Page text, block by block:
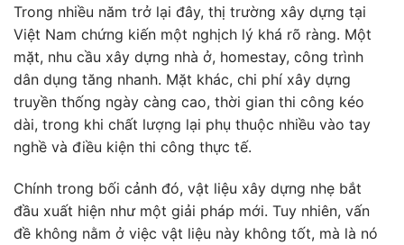
Trong nhiều năm trở lại đây, thị trường xây dựng tại
Việt Nam chứng kiến một nghịch lý khá rõ ràng. Một
mặt, nhu cầu xây dựng nhà ở, homestay, công trình
dân dụng tăng nhanh. Mặt khác, chi phí xây dựng
truyền thống ngày càng cao, thời gian thi công kéo
dài, trong khi chất lượng lại phụ thuộc nhiều vào tay
nghề và điều kiện thi công thực tế.
Chính trong bối cảnh đó, vật liệu xây dựng nhẹ bắt
đầu xuất hiện như một giải pháp mới. Tuy nhiên, vấn
đề không nằm ở việc vật liệu này không tốt, mà là nó